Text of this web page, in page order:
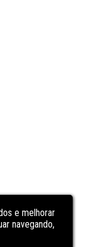
e melhorar
navegando,